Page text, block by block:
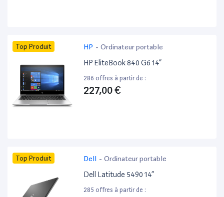
Top Produit HP - Ordinateur portable
HP EliteBook 840 G6 14”
286 offres à partir de :
227,00 €
Top Produit Dell - Ordinateur portable
Dell Latitude 5490 14”
285 offres à partir de :